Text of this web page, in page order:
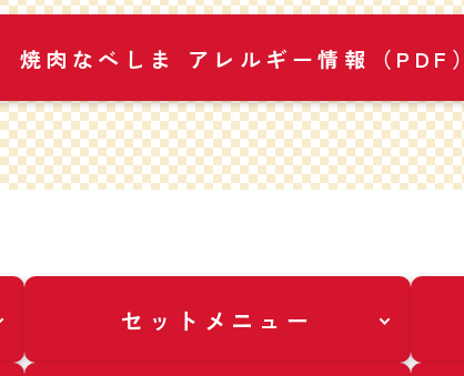
焼肉なべしま アレルギー情報（PDF）
セットメニュー